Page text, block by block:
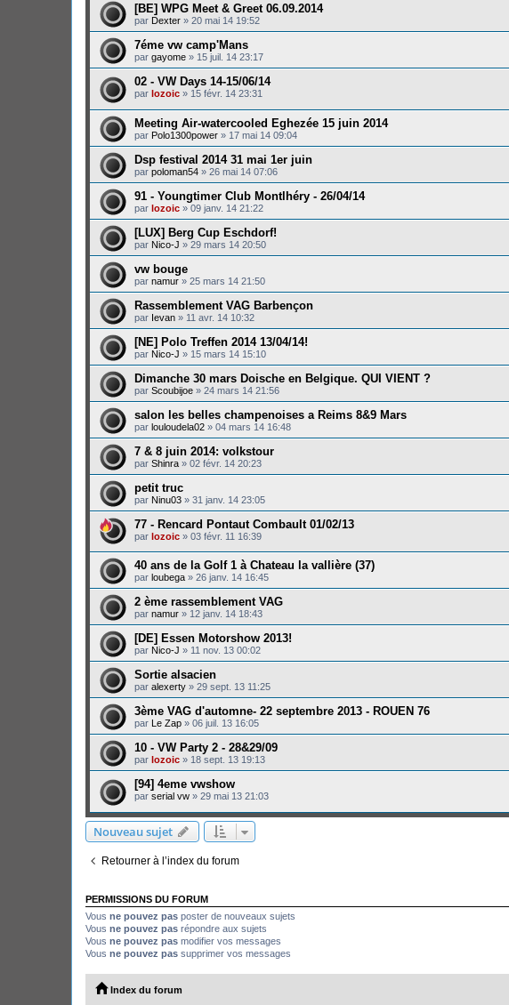
[BE] WPG Meet & Greet 06.09.2014
par Dexter » 20 mai 14 19:52
7éme vw camp'Mans
par gayome » 15 juil. 14 23:17
02 - VW Days 14-15/06/14
par lozoic » 15 févr. 14 23:31
Meeting Air-watercooled Eghezée 15 juin 2014
par Polo1300power » 17 mai 14 09:04
Dsp festival 2014 31 mai 1er juin
par poloman54 » 26 mai 14 07:06
91 - Youngtimer Club Montlhéry - 26/04/14
par lozoic » 09 janv. 14 21:22
[LUX] Berg Cup Eschdorf!
par Nico-J » 29 mars 14 20:50
vw bouge
par namur » 25 mars 14 21:50
Rassemblement VAG Barbençon
par Ievan » 11 avr. 14 10:32
[NE] Polo Treffen 2014 13/04/14!
par Nico-J » 15 mars 14 15:10
Dimanche 30 mars Doische en Belgique. QUI VIENT ?
par Scoubijoe » 24 mars 14 21:56
salon les belles champenoises a Reims 8&9 Mars
par louloudela02 » 04 mars 14 16:48
7 & 8 juin 2014: volkstour
par Shinra » 02 févr. 14 20:23
petit truc
par Ninu03 » 31 janv. 14 23:05
77 - Rencard Pontaut Combault 01/02/13
par lozoic » 03 févr. 11 16:39
40 ans de la Golf 1 à Chateau la vallière (37)
par loubega » 26 janv. 14 16:45
2 ème rassemblement VAG
par namur » 12 janv. 14 18:43
[DE] Essen Motorshow 2013!
par Nico-J » 11 nov. 13 00:02
Sortie alsacien
par alexerty » 29 sept. 13 11:25
3ème VAG d'automne- 22 septembre 2013 - ROUEN 76
par Le Zap » 06 juil. 13 16:05
10 - VW Party 2 - 28&29/09
par lozoic » 18 sept. 13 19:13
[94] 4eme vwshow
par serial vw » 29 mai 13 21:03
Nouveau sujet
Retourner à l’index du forum
PERMISSIONS DU FORUM
Vous ne pouvez pas poster de nouveaux sujets
Vous ne pouvez pas répondre aux sujets
Vous ne pouvez pas modifier vos messages
Vous ne pouvez pas supprimer vos messages
Index du forum